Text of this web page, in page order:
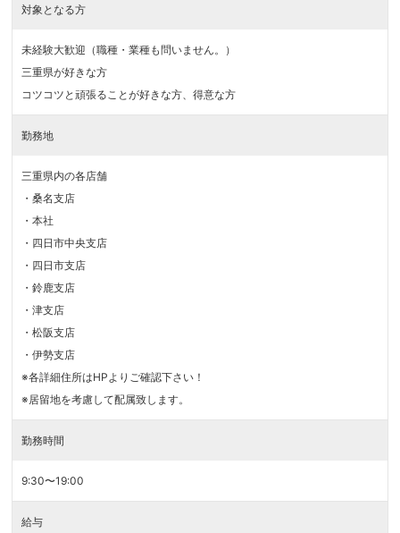
対象となる方
未経験大歓迎（職種・業種も問いません。）
三重県が好きな方
コツコツと頑張ることが好きな方、得意な方
勤務地
三重県内の各店舗
・桑名支店
・本社
・四日市中央支店
・四日市支店
・鈴鹿支店
・津支店
・松阪支店
・伊勢支店
※各詳細住所はHPよりご確認下さい！
※居留地を考慮して配属致します。
勤務時間
9:30〜19:00
給与